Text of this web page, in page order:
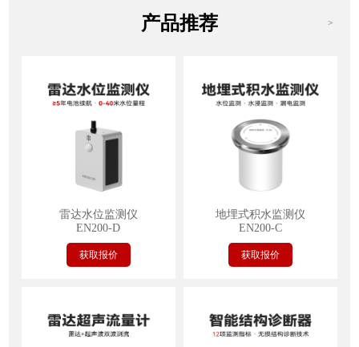
产品推荐 >
雷达水位监测仪
EN200-D
获取报价
地埋式积水监测仪
EN200-C
获取报价